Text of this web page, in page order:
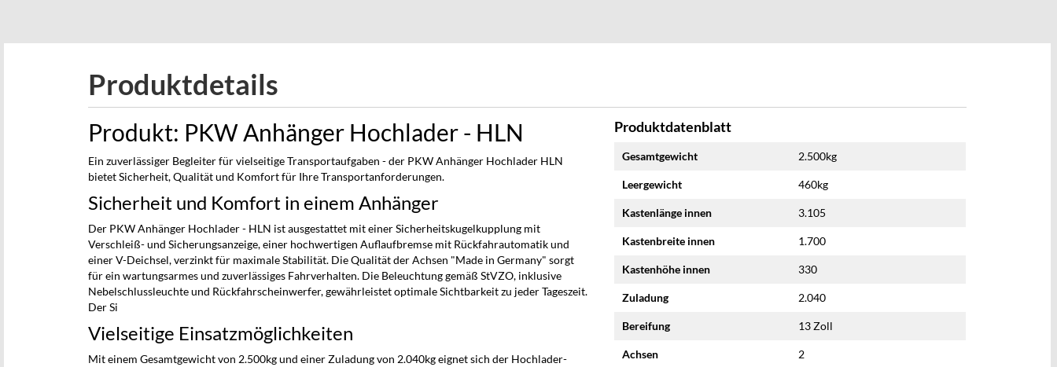
the
gallery
Produktdetails
Produkt: PKW Anhänger Hochlader - HLN
Ein zuverlässiger Begleiter für vielseitige Transportaufgaben - der PKW Anhänger Hochlader HLN
bietet Sicherheit, Qualität und Komfort für Ihre Transportanforderungen.
Sicherheit und Komfort in einem Anhänger
Der PKW Anhänger Hochlader - HLN ist ausgestattet mit einer Sicherheitskugelkupplung mit
Verschleiß- und Sicherungsanzeige, einer hochwertigen Auflaufbremse mit Rückfahrautomatik und
einer V-Deichsel, verzinkt für maximale Stabilität. Die Qualität der Achsen "Made in Germany" sorgt
für ein wartungsarmes und zuverlässiges Fahrverhalten. Die Beleuchtung gemäß StVZO, inklusive
Nebelschlussleuchte und Rückfahrscheinwerfer, gewährleistet optimale Sichtbarkeit zu jeder Tageszeit.
Der Si
Vielseitige Einsatzmöglichkeiten
Mit einem Gesamtgewicht von 2.500kg und einer Zuladung von 2.040kg eignet sich der Hochlader-
Produktdatenblatt
Informationen
Gesamtgewicht 2.500kg
Leergewicht 460kg
Kastenlänge innen 3.105
Kastenbreite innen 1.700
Kastenhöhe innen 330
Zuladung 2.040
Bereifung 13 Zoll
Achsen 2